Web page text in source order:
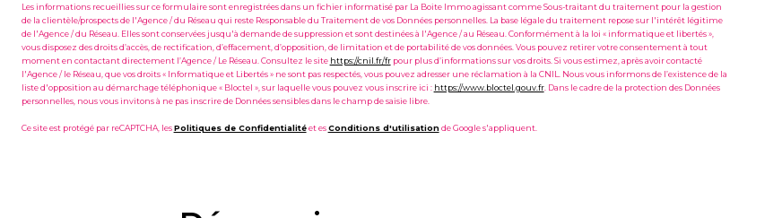
Les informations recueillies sur ce formulaire sont enregistrées dans un fichier informatisé par La Boite Immo agissant comme Sous-traitant du traitement pour la gestion
de la clientèle/prospects de l'Agence / du Réseau qui reste Responsable du Traitement de vos Données personnelles. La base légale du traitement repose sur l'intérêt légitime
de l'Agence / du Réseau. Elles sont conservées jusqu'à demande de suppression et sont destinées à l'Agence / au Réseau. Conformément à la loi « informatique et libertés »,
vous disposez des droits d’accès, de rectification, d’effacement, d’opposition, de limitation et de portabilité de vos données. Vous pouvez retirer votre consentement à tout
moment en contactant directement l’Agence / Le Réseau. Consultez le site https://cnil.fr/frpour plus d’informations sur vos droits. Si vous estimez, après avoir contacté
l'Agence / le Réseau, que vos droits « Informatique et Libertés » ne sont pas respectés, vous pouvez adresser une réclamation à la CNIL. Nous vous informons de l’existence de la
liste d'opposition au démarchage téléphonique « Bloctel », sur laquelle vous pouvez vous inscrire ici : https://www.bloctel.gouv.fr. Dans le cadre de la protection des Données
personnelles, nous vous invitons à ne pas inscrire de Données sensibles dans le champ de saisie libre.
Ce site est protégé par reCAPTCHA, lesPolitiques de Confidentialitéet esConditions d'utilisationde Google s'appliquent.